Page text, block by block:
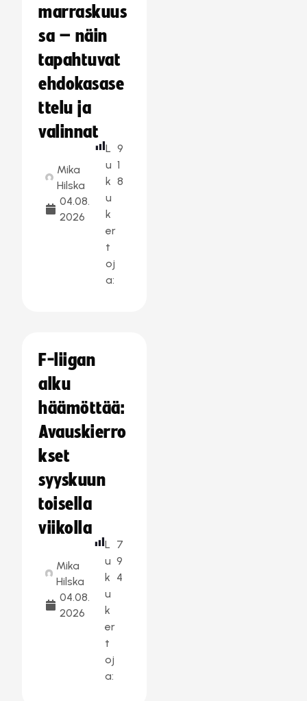
marraskuus
sa – näin
tapahtuvat
ehdokasase
ttelu ja
valinnat
Mika
Hilska
04.08.
2026
L
u
k
u
k
er
t
oj
a:
9
1
8
F-liigan
alku
häämöttää:
Avauskierro
kset
syyskuun
toisella
viikolla
Mika
Hilska
04.08.
2026
L
u
k
u
k
er
t
oj
a:
7
9
4